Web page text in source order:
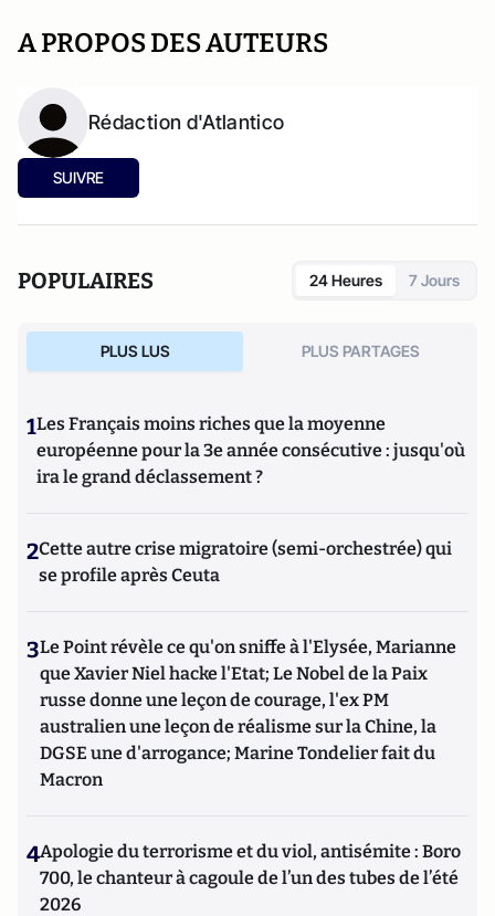
A PROPOS DES AUTEURS
Rédaction d'Atlantico
SUIVRE
POPULAIRES 24 Heures 7 Jours
PLUS LUS PLUS PARTAGES
1Les Français moins riches que la moyenne
européenne pour la 3e année consécutive : jusqu'où
ira le grand déclassement ?
2Cette autre crise migratoire (semi-orchestrée) qui
se profile après Ceuta
3Le Point révèle ce qu'on sniffe à l'Elysée, Marianne
que Xavier Niel hacke l'Etat; Le Nobel de la Paix
russe donne une leçon de courage, l'ex PM
australien une leçon de réalisme sur la Chine, la
DGSE une d'arrogance; Marine Tondelier fait du
Macron
4Apologie du terrorisme et du viol, antisémite : Boro
700, le chanteur à cagoule de l’un des tubes de l’été
2026